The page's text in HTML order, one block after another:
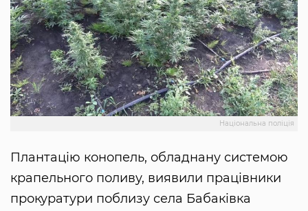
Національна поліція
Плантацію конопель, обладнану системою
крапельного поливу, виявили працівники
прокуратури поблизу села Бабаківка